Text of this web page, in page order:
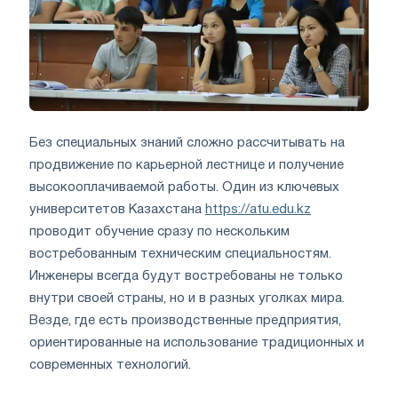
Без специальных знаний сложно рассчитывать на
продвижение по карьерной лестнице и получение
высокооплачиваемой работы. Один из ключевых
университетов Казахстана https://atu.edu.kz
проводит обучение сразу по нескольким
востребованным техническим специальностям.
Инженеры всегда будут востребованы не только
внутри своей страны, но и в разных уголках мира.
Везде, где есть производственные предприятия,
ориентированные на использование традиционных и
современных технологий.